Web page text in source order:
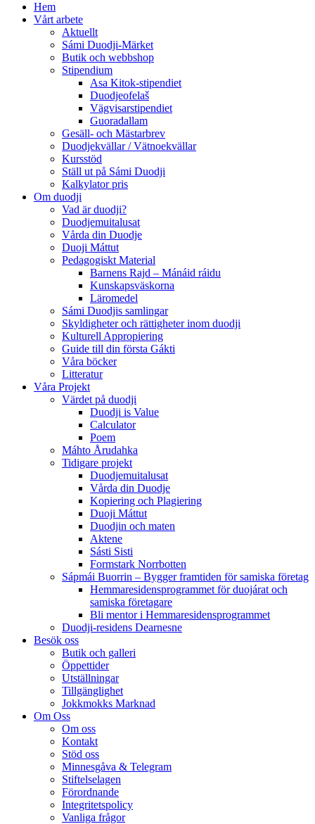
Hem
Vårt arbete
Aktuellt
Sámi Duodji-Märket
Butik och webbshop
Stipendium
Asa Kitok-stipendiet
Duodjeofelaš
Vägvisarstipendiet
Guoradallam
Gesäll- och Mästarbrev
Duodjekvällar / Vätnoekvällar
Kursstöd
Ställ ut på Sámi Duodji
Kalkylator pris
Om duodji
Vad är duodji?
Duodjemuitalusat
Vårda din Duodje
Duoji Máttut
Pedagogiskt Material
Barnens Rajd – Mánáid ráidu
Kunskapsväskorna
Läromedel
Sámi Duodjis samlingar
Skyldigheter och rättigheter inom duodji
Kulturell Appropiering
Guide till din första Gákti
Våra böcker
Litteratur
Våra Projekt
Värdet på duodji​
Duodji is Value
Calculator
Poem
Máhto Årudahka
Tidigare projekt
Duodjemuitalusat
Vårda din Duodje
Kopiering och Plagiering
Duoji Máttut
Duodjin och maten
Aktene
Sásti Sisti
Formstark Norrbotten
Sápmái Buorrin – Bygger framtiden för samiska företag
Hemmaresidensprogrammet för duojárat och
samiska företagare​
Bli mentor i Hemmaresidensprogrammet
Duodji-residens Dearnesne
Besök oss
Butik och galleri
Öppettider
Utställningar
Tillgänglighet
Jokkmokks Marknad
Om Oss
Om oss
Kontakt
Stöd oss
Minnesgåva & Telegram
Stiftelselagen
Förordnande
Integritetspolicy
Vanliga frågor